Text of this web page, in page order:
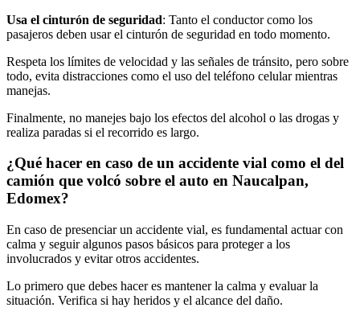
Usa el cinturón de seguridad: Tanto el conductor como los
pasajeros deben usar el cinturón de seguridad en todo momento.
Respeta los límites de velocidad y las señales de tránsito, pero sobre
todo, evita distracciones como el uso del teléfono celular mientras
manejas.
Finalmente, no manejes bajo los efectos del alcohol o las drogas y
realiza paradas si el recorrido es largo.
¿Qué hacer en caso de un accidente vial como el del
camión que volcó sobre el auto en Naucalpan,
Edomex?
En caso de presenciar un accidente vial, es fundamental actuar con
calma y seguir algunos pasos básicos para proteger a los
involucrados y evitar otros accidentes.
Lo primero que debes hacer es mantener la calma y evaluar la
situación. Verifica si hay heridos y el alcance del daño.